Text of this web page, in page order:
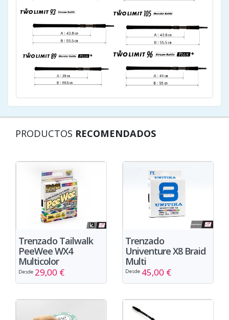
PRODUCTOS RECOMENDADOS
Trenzado Tailwalk
PeeWee WX4
Multicolor
Desde 29,00 €
Trenzado
Univenture X8 Braid
Multi
Desde 45,00 €